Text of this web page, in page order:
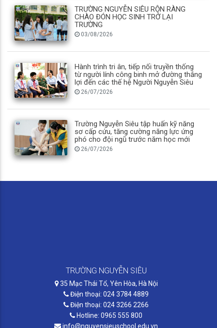
TRƯỜNG NGUYỄN SIÊU RỘN RÀNG
CHÀO ĐÓN HỌC SINH TRỞ LẠI
TRƯỜNG
03/08/2026
Hành trình tri ân, tiếp nối truyền thống
từ người lính công binh mở đường thắng
lợi đến các thế hệ Người Nguyễn Siêu
26/07/2026
Trường Nguyễn Siêu tập huấn kỹ năng
sơ cấp cứu, tăng cường năng lực ứng
phó cho đội ngũ trước năm học mới
26/07/2026
TRƯỜNG NGUYỄN SIÊU
35 Mạc Thái Tổ, Yên Hòa, Hà Nội
Điện thoại: 024 3784 4889
Điện thoại: 024 3266 2266
Hotline: 0965 555 800
info@nguyensieuschool.edu.vn